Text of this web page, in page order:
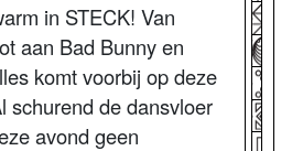
in STECK! Van
aan Bad Bunny en
komt voorbij op deze
schurend de dansvloer
avond geen